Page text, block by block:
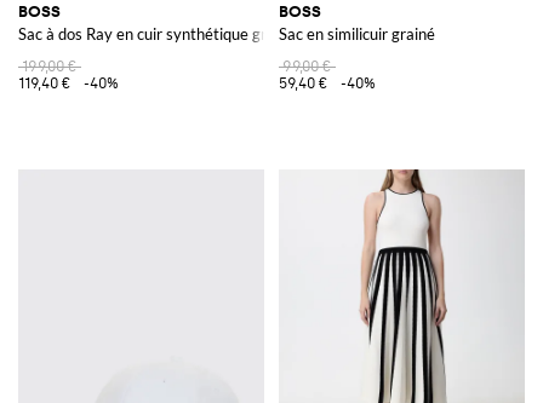
BOSS
Sac à dos Ray en cuir synthétique grainé
199,00 €
119,40 €
-40%
BOSS
Sac en similicuir grainé
99,00 €
59,40 €
-40%